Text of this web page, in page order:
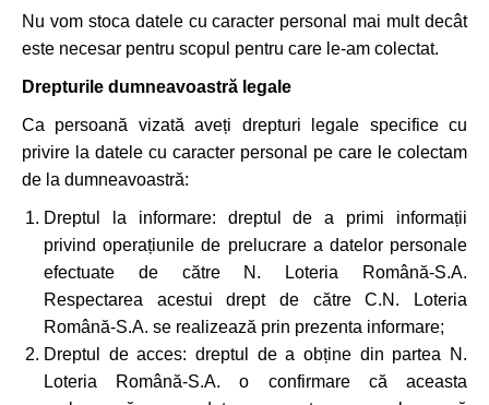
Nu vom stoca datele cu caracter personal mai mult decât
este necesar pentru scopul pentru care le-am colectat.
Drepturile dumneavoastră legale
Ca persoană vizată aveți drepturi legale specifice cu
privire la datele cu caracter personal pe care le colectam
de la dumneavoastră:
Dreptul la informare: dreptul de a primi informații
privind operațiunile de prelucrare a datelor personale
efectuate de către N. Loteria Română-S.A.
Respectarea acestui drept de către C.N. Loteria
Română-S.A. se realizează prin prezenta informare;
Dreptul de acces: dreptul de a obține din partea N.
Loteria Română-S.A. o confirmare că aceasta